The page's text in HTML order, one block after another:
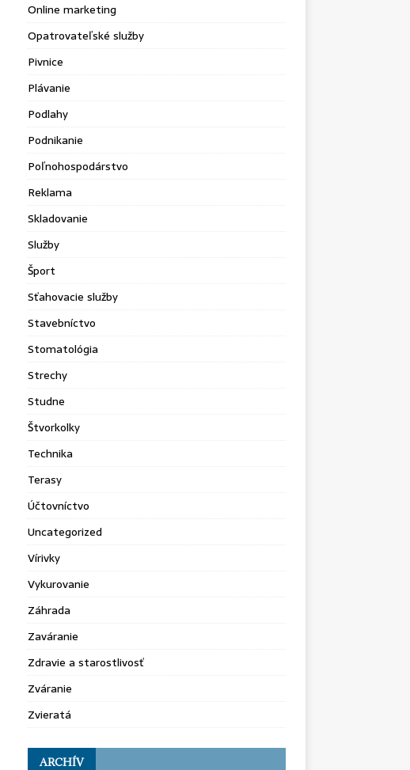
Online marketing
Opatrovateľské služby
Pivnice
Plávanie
Podlahy
Podnikanie
Poľnohospodárstvo
Reklama
Skladovanie
Služby
Šport
Sťahovacie služby
Stavebníctvo
Stomatológia
Strechy
Studne
Štvorkolky
Technika
Terasy
Účtovníctvo
Uncategorized
Vírivky
Vykurovanie
Záhrada
Zaváranie
Zdravie a starostlivosť
Zváranie
Zvieratá
ARCHÍV